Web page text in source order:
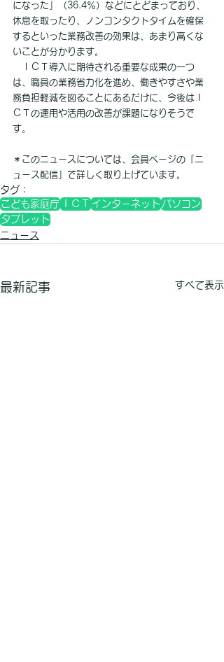
になった」（36.4％）などにとどまっており、
休息を取ったり、ノンコンタクトタイムを確保
するといった業務改善の効果は、あまり高くな
いことが分かります。
ＩＣＴ導入に期待される重要な成果の一つ
は、職員の業務省力化を進め、働きやすさや業
務負担軽減を図ることにあるだけに、今後はＩ
ＣＴの運用や活用の改善が課題になりそうで
す。
＊このニュースについては、会員ページの「ニ
ュース配信」で詳しく取り上げています。
タグ：
こども家庭庁
ＩＣＴ インターネット パソコン
タブレット
ニュース
最新記事 すべて表示